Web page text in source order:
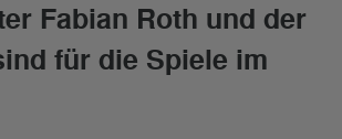
Fabian Roth und der
für die Spiele im